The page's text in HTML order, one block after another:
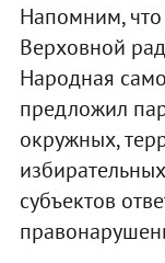
Напомним, что
Верховной
Народная
предложил
окружных,
субъектов